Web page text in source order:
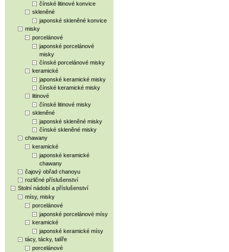
čínské litinové konvice
skleněné
japonské skleněné konvice
misky
porcelánové
japonské porcelánové
misky
čínské porcelánové misky
keramické
japonské keramické misky
čínské keramické misky
litinové
čínské litinové misky
skleněné
japonské skleněné misky
čínské skleněné misky
chawany
keramické
japonské keramické
chawany
čajový obřad chanoyu
rozličné příslušenství
Stolní nádobí a příslušenství
mísy, misky
porcelánové
japonské porcelánové mísy
keramické
japonské keramické mísy
tácy, tácky, talíře
porcelánové